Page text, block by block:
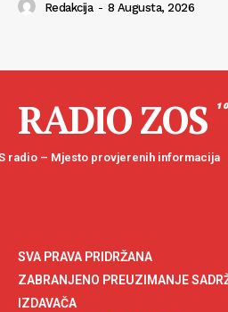
Redakcija - 8 Augusta, 2026
RADIO ZOS
radio – Mjesto provjerenih informacija
SVA PRAVA PRIDRŽANA
ZABRANJENO PREUZIMANJE
IZDAVAČA